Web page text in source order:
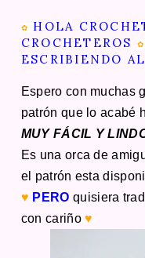
✿
HOLA
CROCHETEROS
✿
ESCRIBIENDO
Espero con muchas
patrón que lo acabé
MUY FÁCIL Y
Es una orca de
el patrón esta
♥ PERO quisiera
con cariño♥